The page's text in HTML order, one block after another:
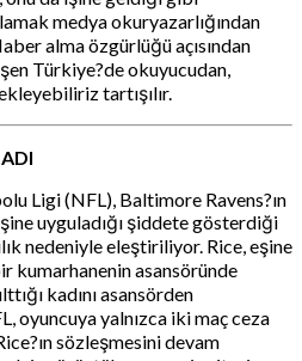
medya okuryazarlığından
alma özgürlüğü açısından
Türkiye?de okuyucudan,
tartışılır.
Ligi (NFL), Baltimore Ravens?ın
uyguladığı şiddete gösterdiği
nedeniyle eleştiriliyor. Rice, eşine
kumarhanenin asansöründe
kadını asansörden
oyuncuya yalnızca iki maç ceza
sözleşmesini devam